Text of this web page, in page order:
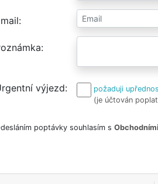
výjezd
požaduji
(je účtován
poptávky souhlasím s